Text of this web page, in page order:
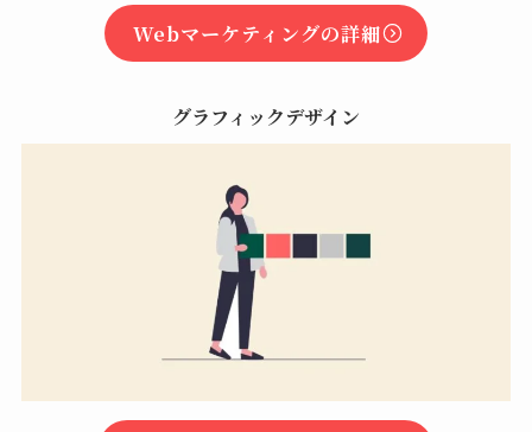
Webマーケティングの詳細
グラフィックデザイン